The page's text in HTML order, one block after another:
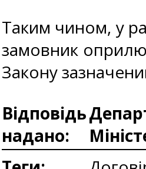
Таким чином, у
замовник
Закону
Відповідь
надано: